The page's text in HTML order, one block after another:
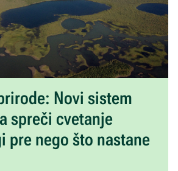
Novi sistem
spreči cvetanje
pre nego što nastane